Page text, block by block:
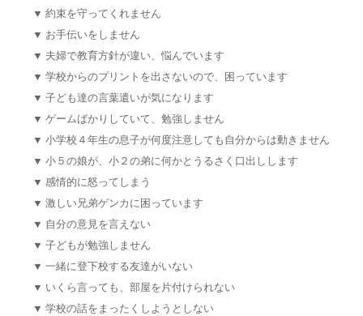
▼ 約束を守ってくれません
▼ お手伝いをしません
▼ 夫婦で教育方針が違い、悩んでいます
▼ 学校からのプリントを出さないので、困っています
▼ 子ども達の言葉遣いが気になります
▼ ゲームばかりしていて、勉強しません
▼ 小学校４年生の息子が何度注意しても自分からは動きません
▼ 小５の娘が、小２の弟に何かとうるさく口出しします
▼ 感情的に怒ってしまう
▼ 激しい兄弟ゲンカに困っています
▼ 自分の意見を言えない
▼ 子どもが勉強しません
▼ 一緒に登下校する友達がいない
▼ いくら言っても、部屋を片付けられない
▼ 学校の話をまったくしようとしない